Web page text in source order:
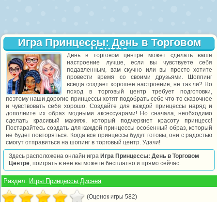
Игра Принцессы: День в Торговом
Центре
День в торговом центре может сделать ваше
настроение лучше, если вы чувствуете себя
подавленным, вам скучно или вы просто хотите
провести время со своими друзьями. Шоппинг
всегда создает хорошее настроение, не так ли? Но
поход в торговый центр требует подготовки,
поэтому наши дорогие принцессы хотят подобрать себе что-то сказочное
и чувствовать себя хорошо. Создайте для каждой принцессы наряд и
дополните их образ модными аксессуарами! Но сначала, необходимо
сделать красивый макияж, который подчеркнет красоту принцесс!
Постарайтесь создать для каждой принцессы особенный образ, который
не будет повторяться. Когда все принцессы будут готовы, они с радостью
смогут отправиться на шопинг в торговый центр. Удачи!
Здесь расположена онлайн игра Игра Принцессы: День в Торговом
Центре, поиграть в нее вы можете бесплатно и прямо сейчас.
Раздел: Игры Принцессы Диснея
(Оценок игры 582)